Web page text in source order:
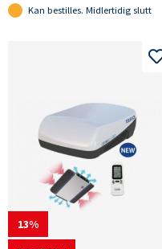
Kan bestilles. Midlertidig slutt
13